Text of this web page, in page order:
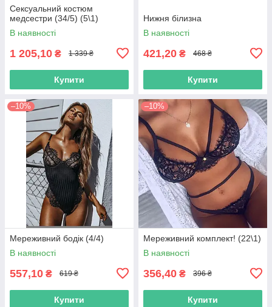
Сексуальний костюм
медсестри (34/5) (5\1)
В наявності
1 205,10 ₴ 1 339 ₴
Купити
Нижня білизна
В наявності
421,20 ₴ 468 ₴
Купити
–10%
Мереживний бодік (4/4)
В наявності
557,10 ₴ 619 ₴
Купити
–10%
Мереживний комплект! (22\1)
В наявності
356,40 ₴ 396 ₴
Купити